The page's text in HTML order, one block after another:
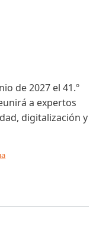
de 2027 el 41.º
a expertos
digitalización y